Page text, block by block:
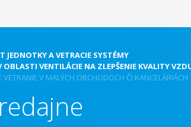
JEDNOTKY A VETRACIE SYSTÉMY
OBLASTI VENTILÁCIE NA ZLEPŠENIE KVALITY
VETRANIE V MALÝCH OBCHODOCH ČI KANCELÁRIÁCH